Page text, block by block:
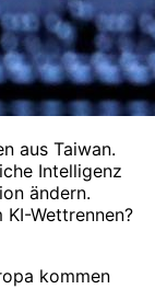
aus Taiwan.
Intelligenz
ändern.
Wettrennen?
kommen